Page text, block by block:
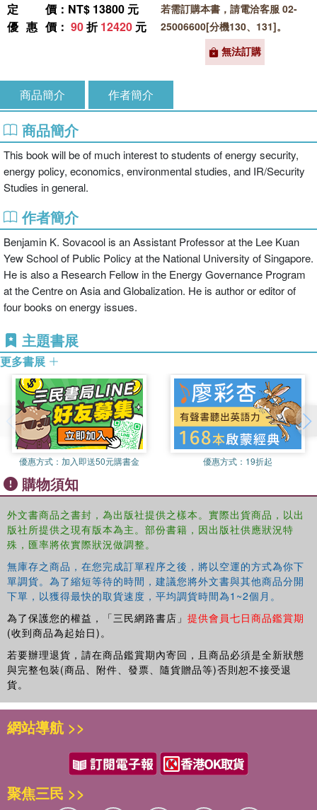
定價 ：NT$ 13800 元
優惠價 ： 90折12420 元
若需訂購本書，請電洽客服 02-
25006600[分機130、131]。
無法訂購
商品簡介 作者簡介
商品簡介
This book will be of much interest to students of energy security,
energy policy, economics, environmental studies, and IR/Security
Studies in general.
作者簡介
Benjamin K. Sovacool is an Assistant Professor at the Lee Kuan
Yew School of Public Policy at the National University of Singapore.
He is also a Research Fellow in the Energy Governance Program
at the Centre on Asia and Globalization. He is author or editor of
four books on energy issues.
主題書展
更多書展
優惠方式： 加入即送50元購書金 優惠方式： 19折起
購物須知
外文書商品之書封，為出版社提供之樣本。實際出貨商品，以出
版社所提供之現有版本為主。部份書籍，因出版社供應狀況特
殊，匯率將依實際狀況做調整。
無庫存之商品，在您完成訂單程序之後，將以空運的方式為你下
單調貨。為了縮短等待的時間，建議您將外文書與其他商品分開
下單，以獲得最快的取貨速度，平均調貨時間為1~2個月。
為了保護您的權益，「三民網路書店」 提供會員七日商品鑑賞期
(收到商品為起始日)。
若要辦理退貨，請在商品鑑賞期內寄回，且商品必須是全新狀態
與完整包裝(商品、附件、發票、隨貨贈品等)否則恕不接受退
貨。
網站導航 >>
聚焦三民 >>